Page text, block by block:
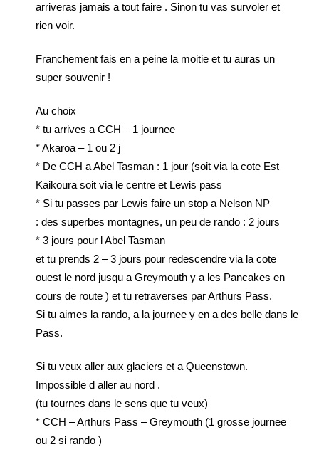
arriveras jamais a tout faire . Sinon tu vas survoler et
rien voir.
Franchement fais en a peine la moitie et tu auras un
super souvenir !
Au choix
* tu arrives a CCH – 1 journee
* Akaroa – 1 ou 2 j
* De CCH a Abel Tasman : 1 jour (soit via la cote Est
Kaikoura soit via le centre et Lewis pass
* Si tu passes par Lewis faire un stop a Nelson NP
: des superbes montagnes, un peu de rando : 2 jours
* 3 jours pour l Abel Tasman
et tu prends 2 – 3 jours pour redescendre via la cote
ouest le nord jusqu a Greymouth y a les Pancakes en
cours de route ) et tu retraverses par Arthurs Pass.
Si tu aimes la rando, a la journee y en a des belle dans le
Pass.
Si tu veux aller aux glaciers et a Queenstown.
Impossible d aller au nord .
(tu tournes dans le sens que tu veux)
* CCH – Arthurs Pass – Greymouth (1 grosse journee
ou 2 si rando )